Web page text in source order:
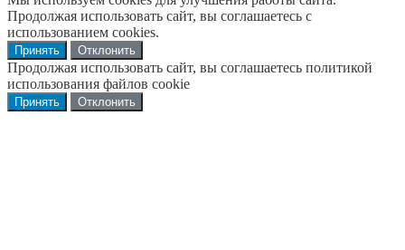
Продолжая использовать сайт, вы соглашаетесь с
использованием cookies.
Принять Отклонить
Продолжая использовать сайт, вы соглашаетесь политикой
использования файлов cookie
Принять Отклонить